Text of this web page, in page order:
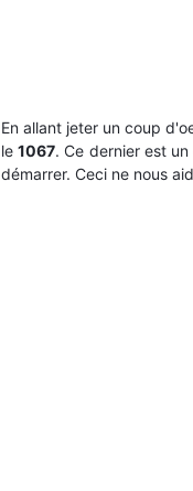
En allant jeter un coup
le1067. Ce dernier est
démarrer. Ceci ne nous